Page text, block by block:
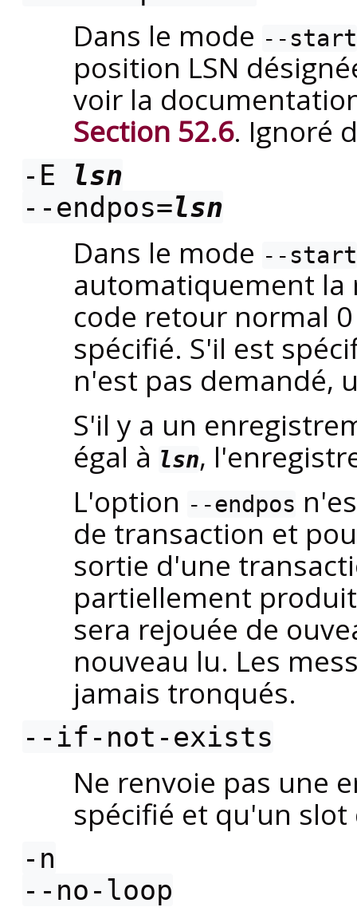
Dans le mode --start
position LSN
voir la
Section 52.6. Ignoré
-E lsn
--endpos=lsn
Dans le mode --start
automatiquement la
code retour normal
spécifié. S'il est
n'est pas demandé,
S'il y a un
égal à lsn,
L'option --endpos
de transaction et
sortie d'une
partiellement
sera rejouée de
nouveau lu. Les
jamais tronqués.
--if-not-exists
Ne renvoie pas une
spécifié et qu'un
-n
--no-loop